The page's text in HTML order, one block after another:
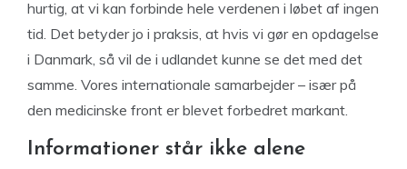
hurtig, at vi kan forbinde hele verdenen i løbet af ingen
tid. Det betyder jo i praksis, at hvis vi gør en opdagelse
i Danmark, så vil de i udlandet kunne se det med det
samme. Vores internationale samarbejder – især på
den medicinske front er blevet forbedret markant.
Informationer står ikke alene